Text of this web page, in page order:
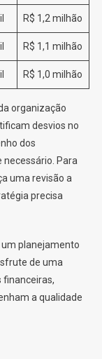
R$ 1,2 milhão
R$ 1,1 milhão
R$ 1,0 milhão
organização
desvios no
dos
Para
uma revisão a
precisa
planejamento
de uma
financeiras,
a qualidade